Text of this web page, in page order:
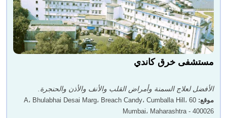
مستشفى خرق كاندي
الأفضل لعلاج السمنة وأمراض القلب والأنف والأذن والحنجرة.
موقع:
60 A، Bhulabhai Desai Marg، Breach Candy، Cumballa Hill،
Mumbai، Maharashtra - 400026